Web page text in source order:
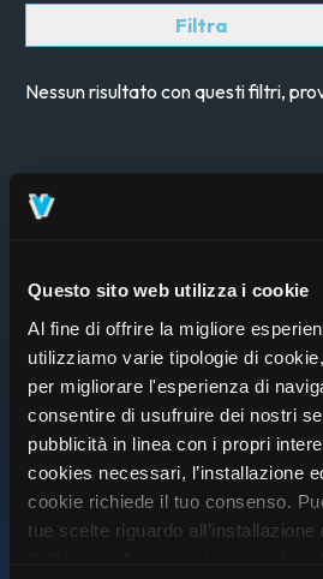
Questo sito web utilizza i cookie
Al fine di offrire la migliore
utilizziamo varie tipologie di
per migliorare l'esperienza di
consentire di usufruire dei nostri
pubblicità in linea con i propri
cookies necessari, l’installazione
cookie richiede il tuo consenso.
tue scelte riguardo
Filtra
Nessun risultato con questi filtri,
ISCRIVITI AL